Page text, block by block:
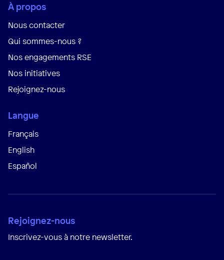
À propos
Nous contacter
Qui sommes-nous ?
Nos engagements RSE
Nos initiatives
Rejoignez-nous
Langue
Français
English
Español
Rejoignez-nous
Inscrivez-vous à notre newsletter.